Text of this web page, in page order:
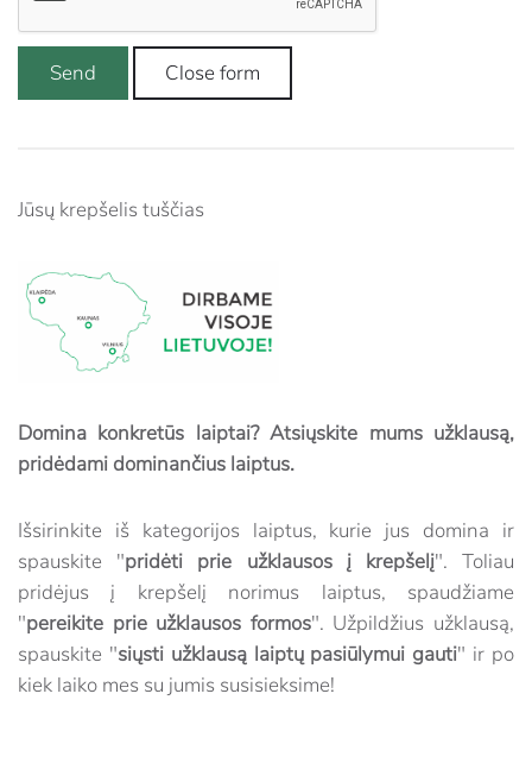
Send Close form
Jūsų krepšelis tuščias
Domina konkretūs laiptai? Atsiųskite mums užklausą,
pridėdami dominančius laiptus.
Išsirinkite iš kategorijos laiptus, kurie jus domina ir
spauskite "pridėti prie užklausos į krepšelį". Toliau
pridėjus į krepšelį norimus laiptus, spaudžiame
"pereikite prie užklausos formos". Užpildžius užklausą,
spauskite "siųsti užklausą laiptų pasiūlymui gauti" ir po
kiek laiko mes su jumis susisieksime!